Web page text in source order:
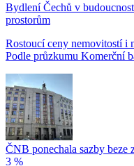
Bydlení Čechů v
prostorům
Rostoucí ceny nemovitostí i
Podle průzkumu Komerční
ČNB ponechala sazby beze
3 %